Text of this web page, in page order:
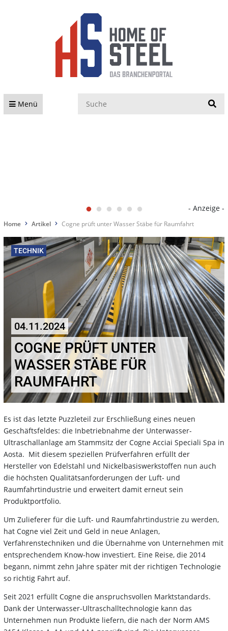
Menü
- Anzeige -
Home Artikel Cogne prüft unter Wasser Stäbe für Raumfahrt
TECHNIK
04.11.2024
COGNE PRÜFT UNTER
WASSER STÄBE FÜR
RAUMFAHRT
Es ist das letzte Puzzleteil zur Erschließung eines neuen
Geschäftsfeldes: die Inbetriebnahme der Unterwasser-
Ultraschallanlage am Stammsitz der Cogne Acciai Speciali Spa in
Aosta. Mit diesem speziellen Prüfverfahren erfüllt der
Hersteller von Edelstahl und Nickelbasiswerkstoffen nun auch
die höchsten Qualitätsanforderungen der Luft- und
Raumfahrtindustrie und erweitert damit erneut sein
Produktportfolio.
Um Zulieferer für die Luft- und Raumfahrtindustrie zu werden,
hat Cogne viel Zeit und Geld in neue Anlagen,
Verfahrenstechniken und die Übernahme von Unternehmen mit
entsprechendem Know-how investiert. Eine Reise, die 2014
begann, nimmt zehn Jahre später mit der richtigen Technologie
so richtig Fahrt auf.
Seit 2021 erfüllt Cogne die anspruchsvollen Marktstandards.
Dank der Unterwasser-Ultraschalltechnologie kann das
Unternehmen nun Produkte liefern, die nach der Norm AMS